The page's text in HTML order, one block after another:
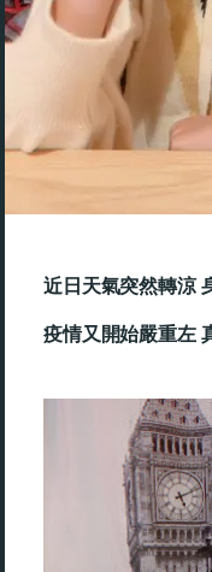
近日天氣突然轉涼
疫情又開始嚴重左